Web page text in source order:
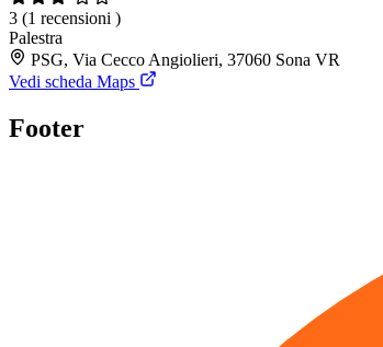
3 (1 recensioni )
Palestra
PSG, Via Cecco Angiolieri, 37060 Sona VR
Vedi scheda Maps
Footer